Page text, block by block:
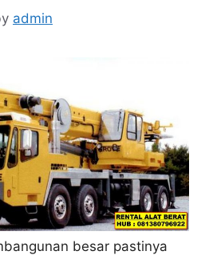
admin
besar pastinya